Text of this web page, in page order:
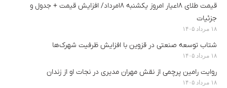
قیمت طلای ۱۸عیار امروز یکشنبه ۱۸مرداد/ افزایش قیمت + جدول و
جزئیات
۱۸ مرداد ۱۴۰۵
شتاب توسعه صنعتی در قزوین با افزایش ظرفیت شهرک‌ها
۱۸ مرداد ۱۴۰۵
روایت رامین پرچمی از نقش مهران مدیری در نجات او از زندان
۱۸ مرداد ۱۴۰۵